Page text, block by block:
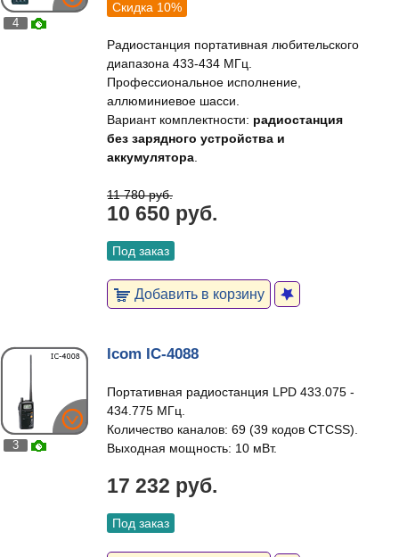
4
Скидка 10%
Радиостанция портативная любительского
диапазона 433-434 МГц.
Профессиональное исполнение,
аллюминиевое шасси.
Вариант комплектности: радиостанция
без зарядного устройства и
аккумулятора
11 780 руб.
10 650 руб.
Под заказ
Добавить в корзину
3
Icom IC-4088
Портативная радиостанция LPD 433.075 -
434.775 МГц.
Количество каналов: 69 (39 кодов CTCSS).
Выходная мощность: 10 мВт.
17 232 руб.
Под заказ